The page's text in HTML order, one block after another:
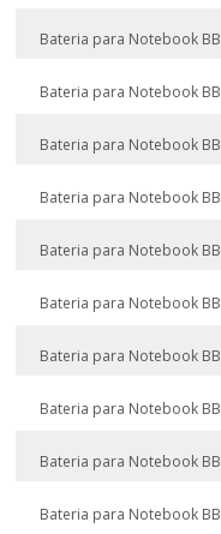
Bateria para Notebook
Bateria para Notebook
Bateria para Notebook
Bateria para Notebook
Bateria para Notebook
Bateria para Notebook
Bateria para Notebook
Bateria para Notebook
Bateria para Notebook
Bateria para Notebook